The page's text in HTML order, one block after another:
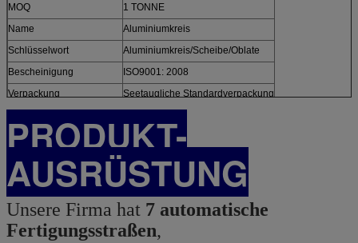
MOQ
1 TONNE
Name
Aluminiumkreis
Schlüsselwort
Aluminiumkreis/Scheibe/Oblate
Bescheinigung
ISO9001: 2008
Verpackung
Seetaugliche Standardverpackung
PRODUKT-
AUSRÜSTUNG
Unsere Firma hat 7 automatische
Fertigungsstraßen,